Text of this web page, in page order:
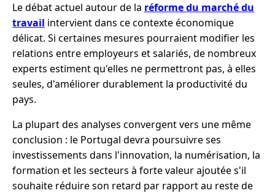
Le débat actuel autour de la réforme du marché du
travail intervient dans ce contexte économique
délicat. Si certaines mesures pourraient modifier les
relations entre employeurs et salariés, de nombreux
experts estiment qu'elles ne permettront pas, à elles
seules, d'améliorer durablement la productivité du
pays.
La plupart des analyses convergent vers une même
conclusion : le Portugal devra poursuivre ses
investissements dans l'innovation, la numérisation, la
formation et les secteurs à forte valeur ajoutée s'il
souhaite réduire son retard par rapport au reste de